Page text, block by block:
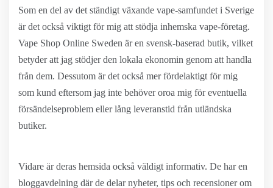
Som en del av det ständigt växande vape-samfundet i Sverige
är det också viktigt för mig att stödja inhemska vape-företag.
Vape Shop Online Sweden är en svensk-baserad butik, vilket
betyder att jag stödjer den lokala ekonomin genom att handla
från dem. Dessutom är det också mer fördelaktigt för mig
som kund eftersom jag inte behöver oroa mig för eventuella
försändelseproblem eller lång leveranstid från utländska
butiker.
Vidare är deras hemsida också väldigt informativ. De har en
bloggavdelning där de delar nyheter, tips och recensioner om